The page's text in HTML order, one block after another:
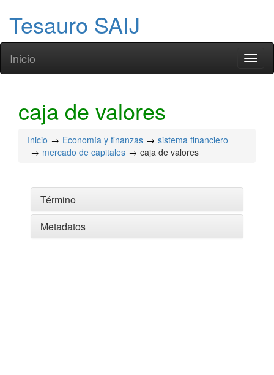
Tesauro SAIJ
Inicio
caja de valores
Inicio Economía y finanzas
sistema financiero
mercado de capitales
caja de valores
Término
Metadatos